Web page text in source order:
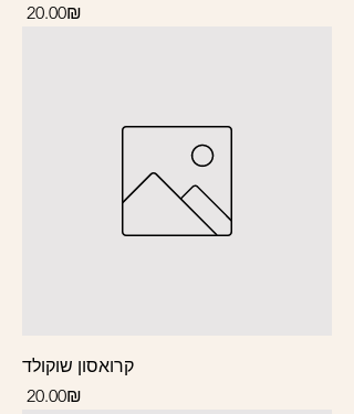
Price ‏20.00 ‏₪
קרואסון שוקולד
Price ‏20.00 ‏₪